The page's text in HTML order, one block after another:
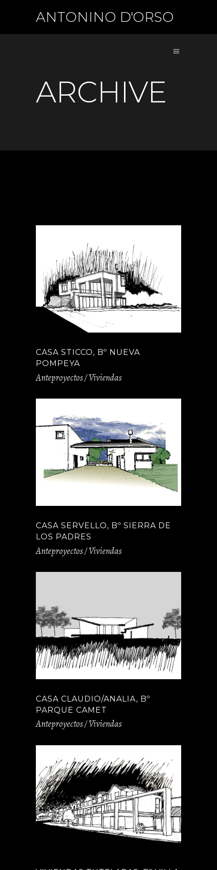
ANTONINO D'ORSO
ARCHIVE
CASA STICCO, Bº NUEVA
POMPEYA
Anteproyectos / Viviendas
CASA SERVELLO, Bº SIERRA DE
LOS PADRES
Anteproyectos / Viviendas
CASA CLAUDIO/ANALIA, Bº
PARQUE CAMET
Anteproyectos / Viviendas